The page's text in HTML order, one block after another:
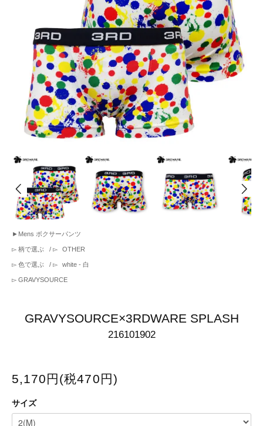
► Mens ボクサーパンツ
▻ 柄で選ぶ / ▻ OTHER
▻ 色で選ぶ / ▻ white - 白
▻ GRAVYSOURCE
GRAVYSOURCE×3RDWARE SPLASH
216101902
5,170円(税470円)
サイズ